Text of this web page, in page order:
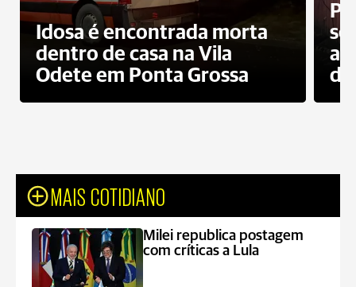
Idosa é encontrada morta
dentro de casa na Vila
Odete em Ponta Grossa
do
MAIS COTIDIANO
Milei republica postagem
com críticas a Lula